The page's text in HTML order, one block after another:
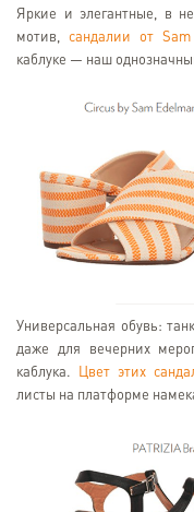
Яркие и элегантные, в
мотив, сандалии от
каблуке — наш
Универсальная обувь:
даже для вечерних
каблука.
Цвет этих
листы на платформе